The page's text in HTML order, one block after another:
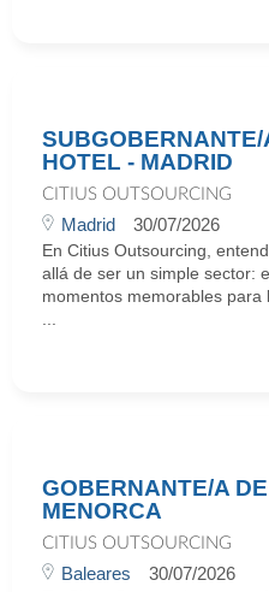
SUBGOBERNANTE/
HOTEL - MADRID
CITIUS OUTSOURCING
Madrid 30/07/2026
En Citius Outsourcing,
allá de ser un simple sector:
momentos memorables para
GOBERNANTE/A
MENORCA
CITIUS OUTSOURCING
Baleares 30/07/2026